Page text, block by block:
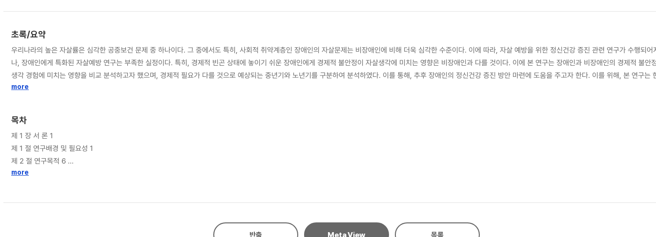
초록/요약
우리나라의 높은 자살률은 심각한 공중보건 문제 중 하나이다. 그 중에서도 특히, 사회적 취약계층인 장애인의 자살문제는 비장애인에 비해 더욱 심각한 수준이다. 이에 따라, 자살 예방을 위한 정신건강 증진 관련 연구가 수행되어
나, 장애인에게 특화된 자살예방 연구는 부족한 실정이다. 특히, 경제적 빈곤 상태에 놓이기 쉬운 장애인에게 경제적 불안정이 자살생각에 미치는 영향은 비장애인과 다를 것이다. 이에 본 연구는 장애인과 비장애인의 경제적 불안
생각 경험에 미치는 영향을 비교 분석하고자 했으며, 경제적 필요가 다를 것으로 예상되는 중년기와 노년기를 구분하여 분석하였다. 이를 통해, 추후 장애인의 정신건강 증진 방안 마련에 도움을 주고자 한다. 이를 위해, 본 연구는
패널 7차(2012년)부터 14차(2019)년까지의 8개년도 자료를 활용했으며, 조사에 참여한 만 40세 이상의 성인 가구원 중 장애인 1,656명과 비장애인 10,080명으로 총 11,739명의 자료를 분석하였다. 이 때, 중년기는 만 40-
향은 장애인의 경우, 객관적 요인 중 소득 수준이 증가할수록 중년기와 노년기 자살생각 감소에 영향을 주었고, 중년기의 전년도 대비 소득 감소와 노년기의 저소득층 해당 여부가 자살생각 증가에 영향을 주었다. 비장애인의 경우,
불안정의 객관적 요인 중 전년도 대비 소득 증가를 제외한 모든 요인이 중년기와 노년기 자살생각 경험에 영향을 주었다. 경제적 불안정 요인을 하나의 모형에 포함한 분석 결과에서는 장애인과 비장애인의 자살생각에 영향을 주는
불안정 요인의 유의성이 사라지거나, 영향이 감소하는 것으로 나타났다. 본 연구 결과를 바탕으로 장애인과 비장애인의 경제적 불안정과 정신건강의 관련성에 대하여 논의하였다.
more
목차
제 1 장 서 론 1
제 1 절 연구배경 및 필요성 1
제 2 절 연구목적 6
제 2 장 이론적 배경 및 선행연구 고찰 7
more
반출 Meta View 목록